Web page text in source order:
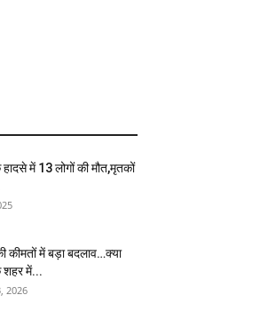
में 13 लोगों की मौत,मृतकों
कीमतों में बड़ा बदलाव…क्या
में...
2026